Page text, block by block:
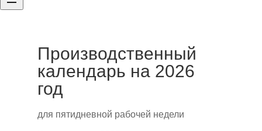
Производственный
календарь на 2026
год
для пятидневной рабочей недели